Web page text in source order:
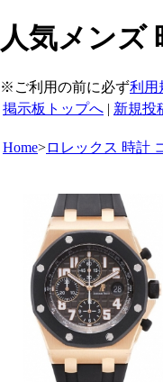
人気メンズ
※ご利用の前に必ず利用
掲示板トップへ | 新規投
Home>ロレックス 時計